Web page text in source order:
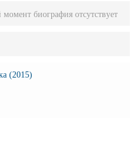
биография отсутствует
(2015)